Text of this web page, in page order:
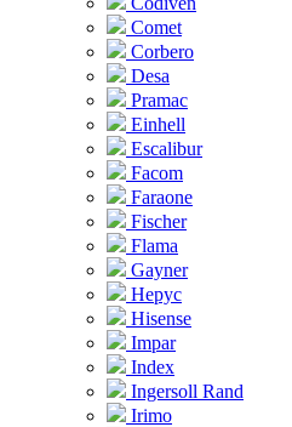
Comet
Corbero
Desa
Pramac
Einhell
Escalibur
Facom
Faraone
Fischer
Flama
Gayner
Hepyc
Hisense
Impar
Index
Ingersoll Rand
Irimo